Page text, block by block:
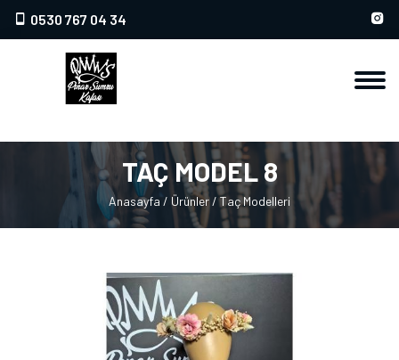
0530 767 04 34
TAÇ MODEL 8
Anasayfa / Ürünler/Taç Modelleri